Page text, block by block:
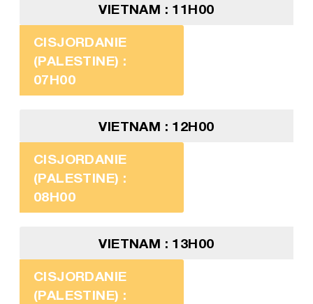
VIETNAM : 11H00
CISJORDANIE
(PALESTINE) :
07H00
VIETNAM : 12H00
CISJORDANIE
(PALESTINE) :
08H00
VIETNAM : 13H00
CISJORDANIE
(PALESTINE) :